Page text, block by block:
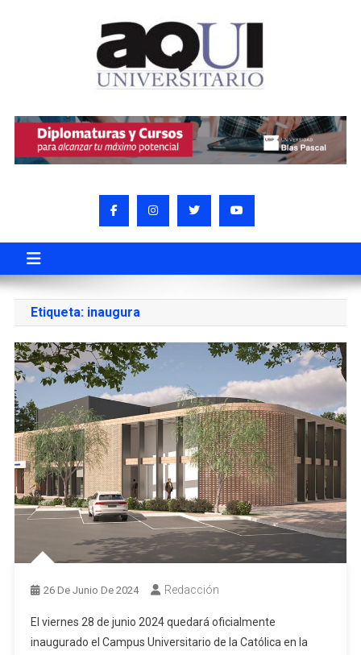
Etiqueta: inaugura
26 De Junio De 2024 Redacción
El viernes 28 de junio 2024 quedará oficialmente
inaugurado el Campus Universitario de la Católica en la